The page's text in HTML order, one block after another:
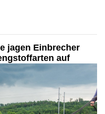
jagen Einbrecher
auf